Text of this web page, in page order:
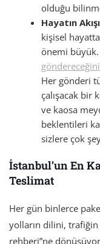
olduğu
Hayatın
kişisel
önemi büyük.
Her gönderi
çalışacak bir
ve kaosa
beklentileri
sizlere çok
İstanbul’un En
Teslimat
Her gün binlerce
yolların dilini, trafiğin
rehberi”ne